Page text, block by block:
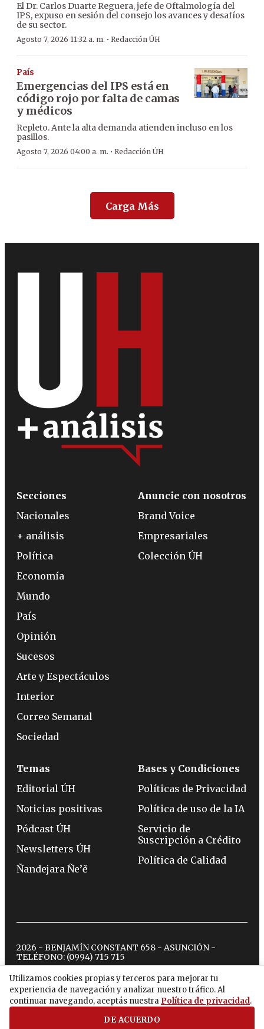
El Dr. Carlos Duarte Reguera, jefe de Oftalmología del
IPS, expuso en sesión del consejo los avances y desafíos
de su sector.
Agosto 7, 2026 11:32 a. m. · Redacción ÚH
País
Emergencias del IPS está en
código rojo por falta de camas
y médicos
Repleto. Ante la alta demanda atienden incluso en los
pasillos.
Agosto 7, 2026 04:00 a. m. · Redacción ÚH
Carga Más
Utilizamos cookies propias y terceros para mejorar tu
experiencia de navegación y analizar nuestro tráfico. Al
continuar navegando, aceptás nuestra Política de privacidad.
DE ACUERDO
Secciones
Nacionales
+ análisis
Política
Economía
Mundo
País
Opinión
Sucesos
Arte y Espectáculos
Interior
Correo Semanal
Sociedad
Anuncie con nosotros
Brand Voice
Empresariales
Colección ÚH
Temas
Editorial ÚH
Noticias positivas
Pódcast ÚH
Newsletters ÚH
Ñandejara Ñe’ẽ
Bases y Condiciones
Políticas de Privacidad
Política de uso de la IA
Servicio de
Suscripción a Crédito
Política de Calidad
2026 - BENJAMÍN CONSTANT 658 - ASUNCIÓN -
TELÉFONO: (0994) 715 715
twitterinstagram
facebook
tiktokyoutubespotify